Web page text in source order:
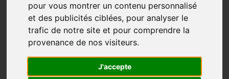
pour vous montrer un contenu personnalisé
et des publicités ciblées, pour analyser le
trafic de notre site et pour comprendre la
provenance de nos visiteurs.
J'accepte